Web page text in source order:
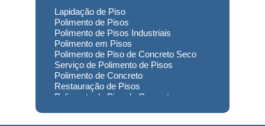
Lapidação de Piso
Polimento de Pisos
Polimento de Pisos Industriais
Polimento em Pisos
Polimento de Piso de Concreto Seco
Serviço de Polimento de Pisos
Polimento de Concreto
Restauração de Pisos
Polimento de Piso de Concreto